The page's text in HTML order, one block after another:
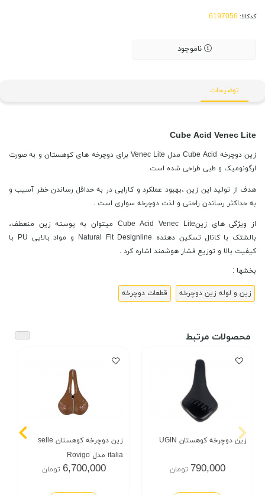
کدکالا:
ناموجود
توضیحات
Cube Acid Venec Lite
زین دوچرخه
Cube Acid مدل Venec Lite برای دوچرخه های کوهستان و به صورت
ارگونومیک و طبی طراحی شده است.
هدف از تولید این زین ،بهبود عملکرد و کارایی در به حداقل رساندن خطر آسیب و
به حداکثر رساندن راحتی و لذت دوچرخه سواری است .
از ویژگی های زینCube Acid Venec Lite میتوان به پوسته زین منعطف،
بالشتک با کانال تسکین دهنده Natural Fit Designline و مواد بالایی PU با
کیفیت بالا و توزیع فشار هوشمند اشاره کرد .
بخشها :
زین و لوله زین دوچرخه قطعات دوچرخه
محصولات مرتبط
زین دوچرخه کوهستان UGIN
790,000 تومان
زین دوچرخه کوهستان selle
italia مدل Rovigo
6,700,000 تومان